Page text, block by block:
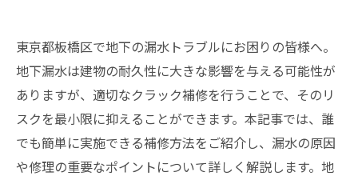
東京都板橋区で地下の漏水トラブルにお困りの皆様へ。
地下漏水は建物の耐久性に大きな影響を与える可能性が
ありますが、適切なクラック補修を行うことで、そのリ
スクを最小限に抑えることができます。本記事では、誰
でも簡単に実施できる補修方法をご紹介し、漏水の原因
や修理の重要なポイントについて詳しく解説します。地